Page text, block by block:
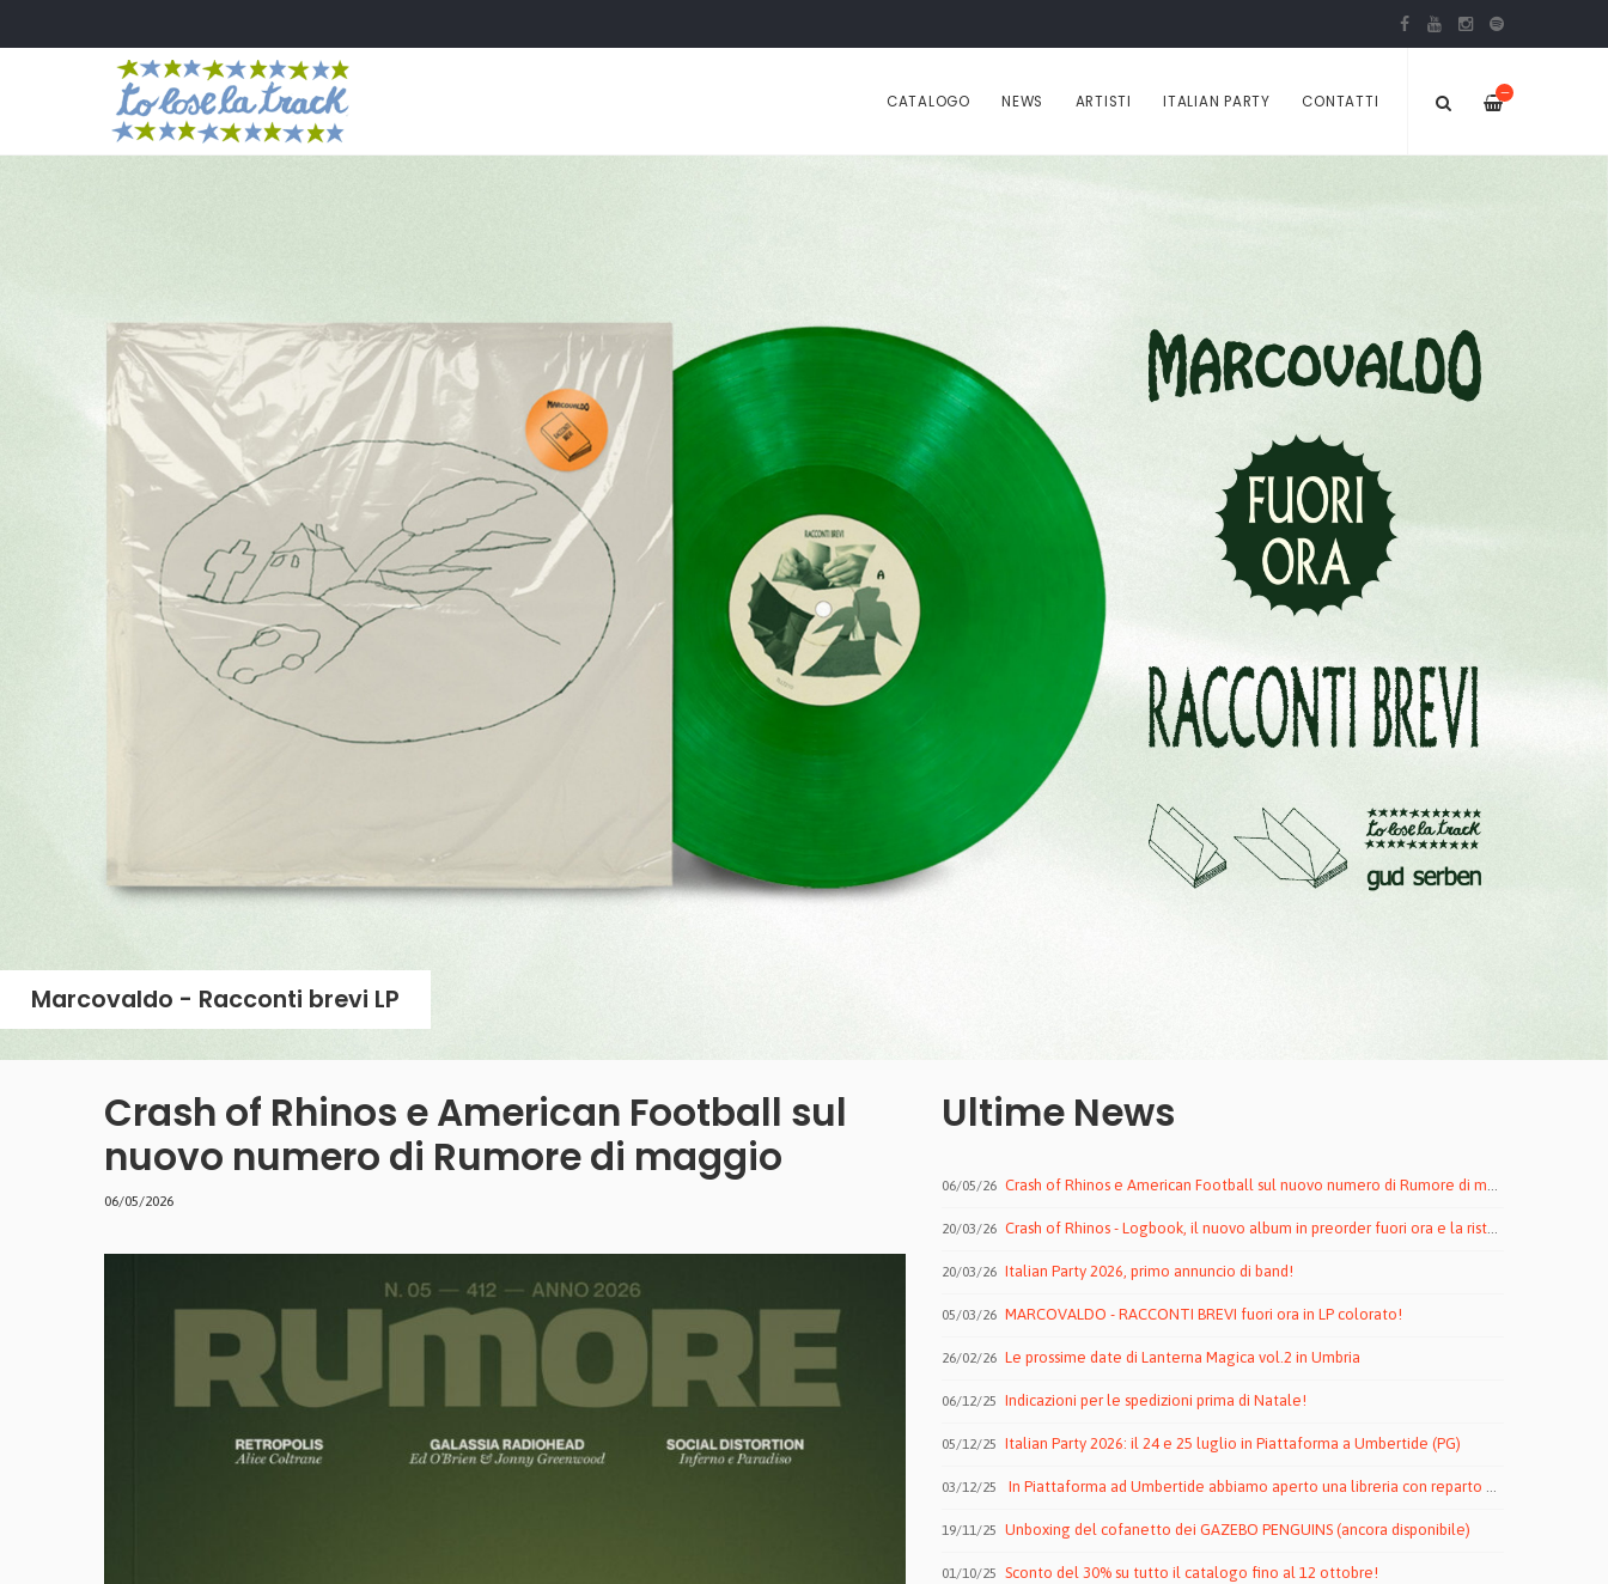
—
CATALOGO NEWS ARTISTI ITALIAN PARTY CONTATTI
Die Abete - Giovani Volpi LP
Crash of Rhinos e American Football sul
nuovo numero di Rumore di maggio
06/05/2026
Ultime News
06/05/26 Crash of Rhinos e American Football sul nuovo numero di Rumore di maggio
20/03/26 Crash of Rhinos - Logbook, il nuovo album in preorder fuori ora e la ristampa di Distal!
20/03/26 Italian Party 2026, primo annuncio di band!
05/03/26 MARCOVALDO - RACCONTI BREVI fuori ora in LP colorato!
26/02/26 Le prossime date di Lanterna Magica vol.2 in Umbria
06/12/25 Indicazioni per le spedizioni prima di Natale!
05/12/25 Italian Party 2026: il 24 e 25 luglio in Piattaforma a Umbertide (PG)
03/12/25 In Piattaforma ad Umbertide abbiamo aperto una libreria con reparto dischi by To Lose La Track!
19/11/25 Unboxing del cofanetto dei GAZEBO PENGUINS (ancora disponibile)
01/10/25 Sconto del 30% su tutto il catalogo fino al 12 ottobre!